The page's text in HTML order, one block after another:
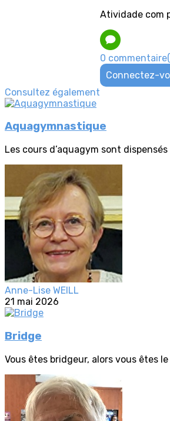
Atividade com
0
Connectez-
Consultez également
Aquagymnastique
Les cours d’aquagym sont
Anne-Lise WEILL
21 mai 2026
Bridge
Vous êtes bridgeur, alors vous êtes